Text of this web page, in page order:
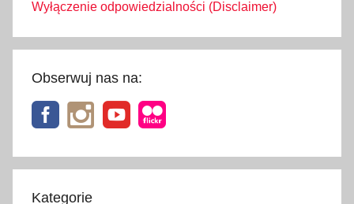
Wyłączenie odpowiedzialności (Disclaimer)
Obserwuj nas na:
Kategorie